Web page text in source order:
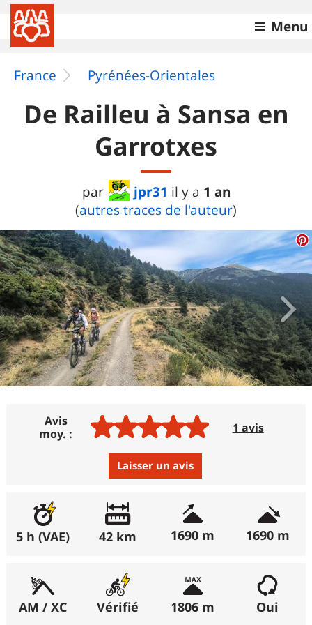
Menu
France Pyrénées-Orientales
De Railleu à Sansa en
Garrotxes
par jpr31 il y a 1 an
(autres traces de l'auteur)
Avis
moy. :
1 avis
Laisser un avis
Excellent:
100%
Moyen
Médiocre:
0%
5 h (VAE) 42 km 1690 m 1690 m
AM / XC Vérifié 1806 m Oui